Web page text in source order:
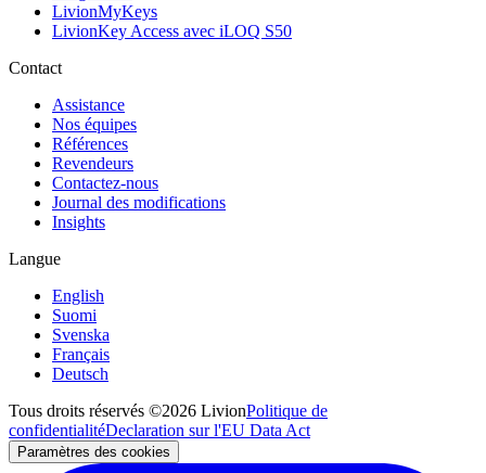
LivionMyKeys
LivionKey Access avec iLOQ S50
Contact
Assistance
Nos équipes
Références
Revendeurs
Contactez-nous
Journal des modifications
Insights
Langue
English
Suomi
Svenska
Français
Deutsch
Tous droits réservés ©2026 LivionPolitique de
confidentialitéDeclaration sur l'EU Data Act
Paramètres des cookies